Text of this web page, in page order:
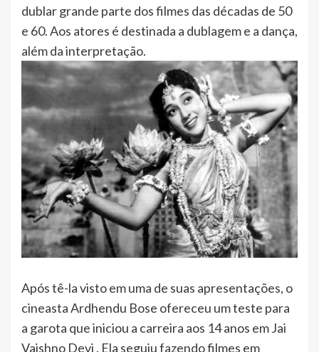
dublar grande parte dos filmes das décadas de 50
e 60. Aos atores é destinada a dublagem e a dança,
além da interpretação.
Após tê-la visto em uma de suas apresentações, o
cineasta Ardhendu Bose ofereceu um teste para
a garota que iniciou a carreira aos 14 anos em Jai
Vaishno Devi . Ela seguiu fazendo filmes em